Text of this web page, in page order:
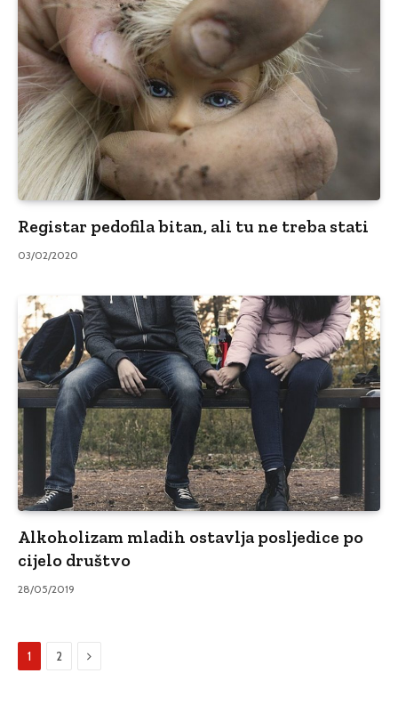
Registar pedofila bitan, ali tu ne treba stati
03/02/2020
Alkoholizam mladih ostavlja posljedice po
cijelo društvo
28/05/2019
1 2 Sljedeći